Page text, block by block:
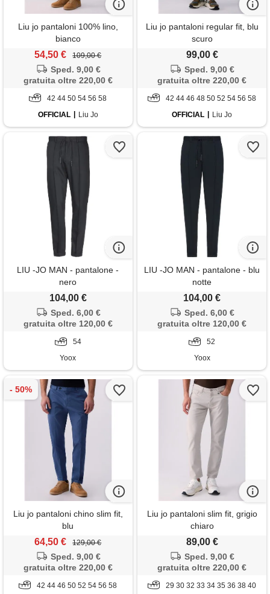
Liu jo pantaloni 100% lino,
bianco
54,50 € 109,00 €
Sped. 9,00 €
gratuita oltre 220,00 €
42 44 50 54 56 58
OFFICIAL
Liu Jo
Liu jo pantaloni regular fit, blu
scuro
99,00 €
Sped. 9,00 €
gratuita oltre 220,00 €
42 44 46 48 50 52 54 56 58
OFFICIAL
Liu Jo
LIU -JO MAN - pantalone -
nero
104,00 €
Sped. 6,00 €
gratuita oltre 120,00 €
54
Yoox
LIU -JO MAN - pantalone - blu
notte
104,00 €
Sped. 6,00 €
gratuita oltre 120,00 €
52
Yoox
Liu jo pantaloni chino slim fit,
blu
64,50 € 129,00 €
Sped. 9,00 €
gratuita oltre 220,00 €
42 44 46 50 52 54 56 58
Liu jo pantaloni slim fit, grigio
chiaro
89,00 €
Sped. 9,00 €
gratuita oltre 220,00 €
29 30 32 33 34 35 36 38 40